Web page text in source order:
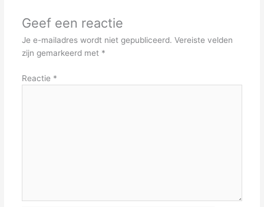
Geef een reactie
Je e-mailadres wordt niet gepubliceerd. Vereiste velden
zijn gemarkeerd met *
Reactie *